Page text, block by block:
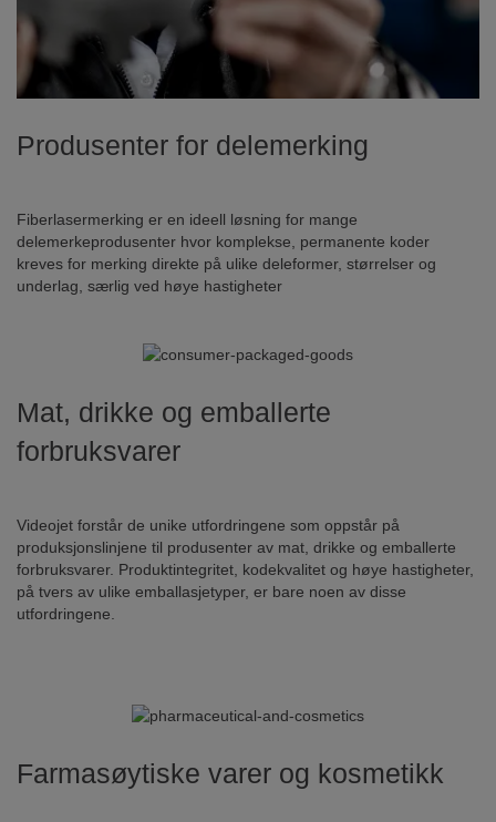
Produsenter for delemerking
Fiberlasermerking er en ideell løsning for mange
delemerkeprodusenter hvor komplekse, permanente koder
kreves for merking direkte på ulike deleformer, størrelser og
underlag, særlig ved høye hastigheter
Mat, drikke og emballerte
forbruksvarer
Videojet forstår de unike utfordringene som oppstår på
produksjonslinjene til produsenter av mat, drikke og emballerte
forbruksvarer. Produktintegritet, kodekvalitet og høye hastigheter,
på tvers av ulike emballasjetyper, er bare noen av disse
utfordringene.
Farmasøytiske varer og kosmetikk